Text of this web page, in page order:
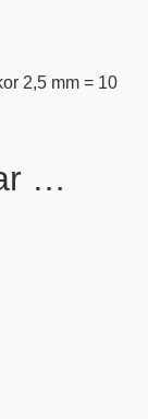
2,5 mm = 10
…